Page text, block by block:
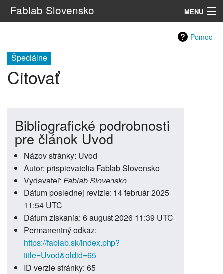
Fablab Slovensko MENU
Pomoc
Špeciálne
Citovať
Bibliografické podrobnosti
pre článok Uvod
Názov stránky: Uvod
Autor: prispievatelia Fablab Slovensko
Vydavateľ: Fablab Slovensko.
Dátum poslednej revízie: 14 február 2025
11:54 UTC
Dátum získania: 6 august 2026 11:39 UTC
Permanentný odkaz:
https://fablab.sk/index.php?
title=Uvod&oldid=65
ID verzie stránky: 65